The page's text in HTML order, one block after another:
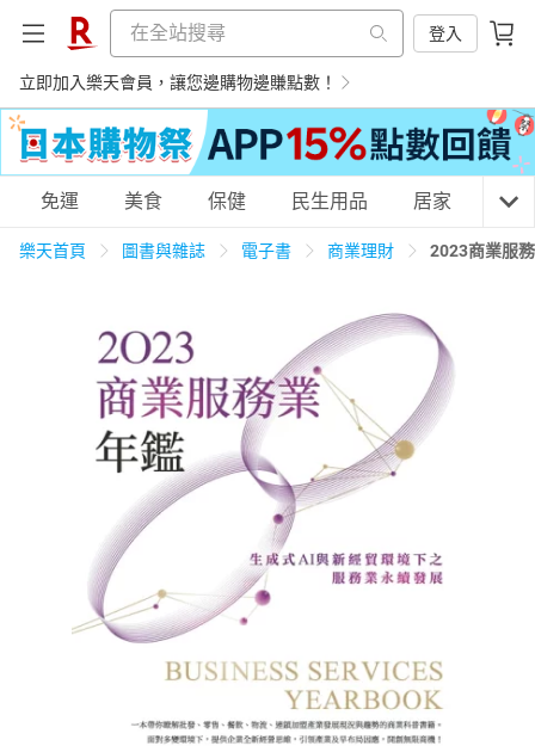
登入
立即加入樂天會員，讓您邊購物邊賺點數！
購物網分類
養生保健 民生用品
居家生活 3C家電 運動休閒 親子玩具
日本購物 電子/紙本書
免運 美食 保健 民生用品 居家 3C
樂天首頁 圖書與雜誌 電子書 商業理財 2023商業服